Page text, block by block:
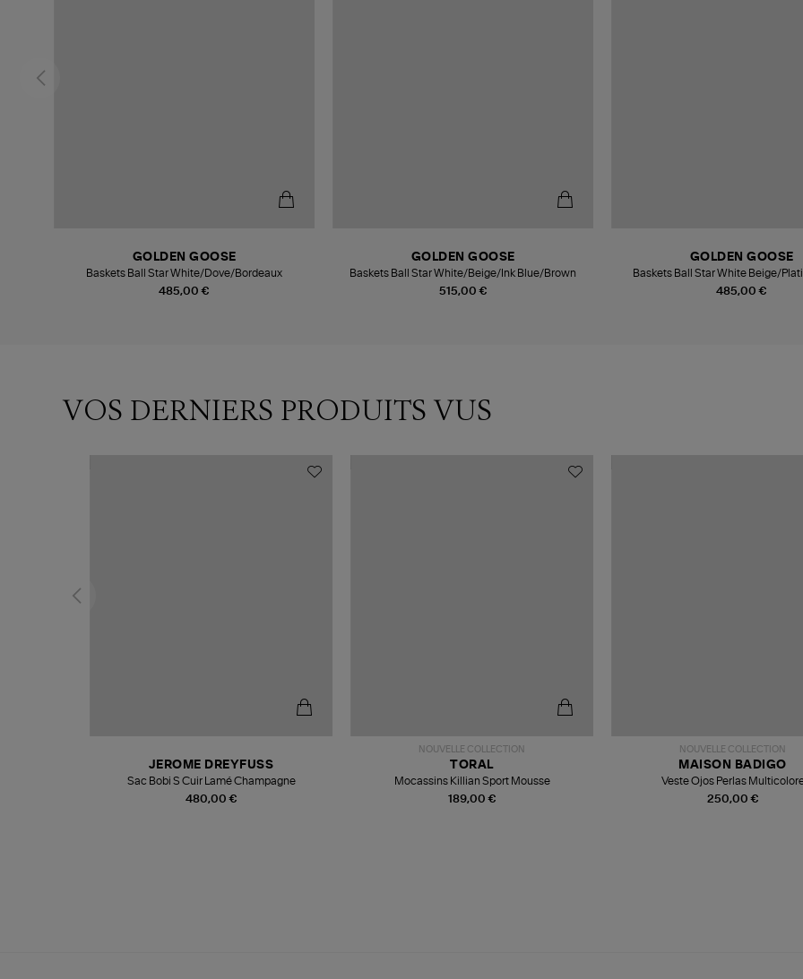
485,00 €
GOLDEN GOOSE
Baskets Ball Star White/Dove/Bordeaux
515,00 €
GOLDEN GOOSE
Baskets Ball Star White/Beige/Ink Blue/Brown
485,00 €
GOLDEN GOOSE
Baskets Ball Star White Beige/
VOS DERNIERS PRODUITS VUS
480,00 €
JEROME DREYFUSS
Sac Bobi S Cuir Lamé Champagne
NOUVELLE COLLECTION
189,00 €
TORAL
Mocassins Killian Sport Mousse
NOUVELLE COLLECTION
250,00 €
MAISON BADIGO
Veste Ojos Perlas